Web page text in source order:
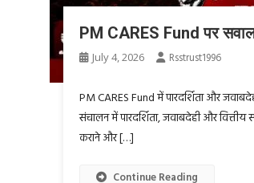
PM CARES Fund पर सवाल |
July 4, 2026 Rsstrust1996
PM CARES Fund में पारदर्शिता और
संचालन में पारदर्शिता, जवाबदेही और वित्तीय
कराने और […]
Continue Reading